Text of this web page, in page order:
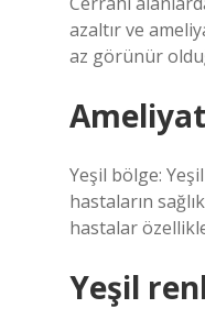
azaltır ve
az görünür
Yeşil bölge:
hastaların
hastalar
Yeşil